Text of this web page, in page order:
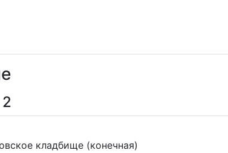
кладбище (конечная)